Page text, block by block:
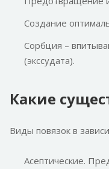
Создание
Сорбция –
(экссудата).
Какие
Виды повязок в
Асептические.